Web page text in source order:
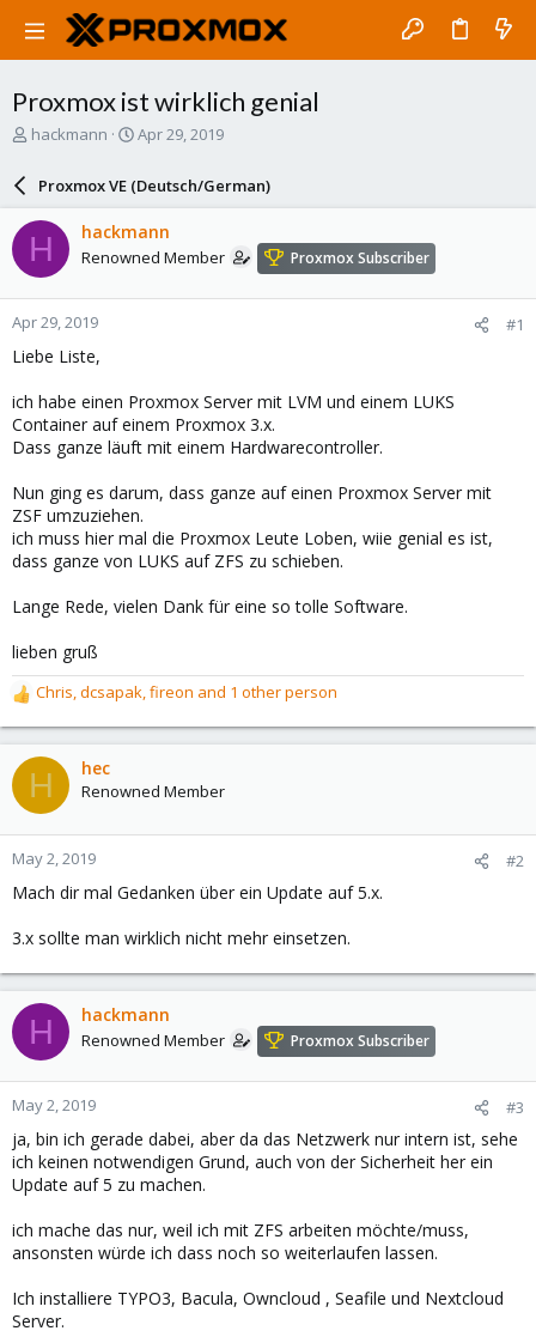
Proxmox ist wirklich genial
T
a
d
s
t
a
r
t
e
hackmann
S
a
r
d
a
e
Apr 29, 2019
Proxmox VE (Deutsch/German)
H hackmann
Renowned Member Proxmox Subscriber
Apr 29, 2019 #1
Liebe Liste,
ich habe einen Proxmox Server mit LVM und einem LUKS
Container auf einem Proxmox 3.x.
Dass ganze läuft mit einem Hardwarecontroller.
Nun ging es darum, dass ganze auf einen Proxmox Server mit
ZSF umzuziehen.
ich muss hier mal die Proxmox Leute Loben, wiie genial es ist,
dass ganze von LUKS auf ZFS zu schieben.
Lange Rede, vielen Dank für eine so tolle Software.
lieben gruß
R
e
a
c
t
o
n
:
Chris,dcsapak,fireon and 1 other person
H hec
Renowned Member
May 2, 2019 #2
Mach dir mal Gedanken über ein Update auf 5.x.
3.x sollte man wirklich nicht mehr einsetzen.
H hackmann
Renowned Member Proxmox Subscriber
May 2, 2019 #3
ja, bin ich gerade dabei, aber da das Netzwerk nur intern ist, sehe
ich keinen notwendigen Grund, auch von der Sicherheit her ein
Update auf 5 zu machen.
ich mache das nur, weil ich mit ZFS arbeiten möchte/muss,
ansonsten würde ich dass noch so weiterlaufen lassen.
Ich installiere TYPO3, Bacula, Owncloud , Seafile und Nextcloud
Server.